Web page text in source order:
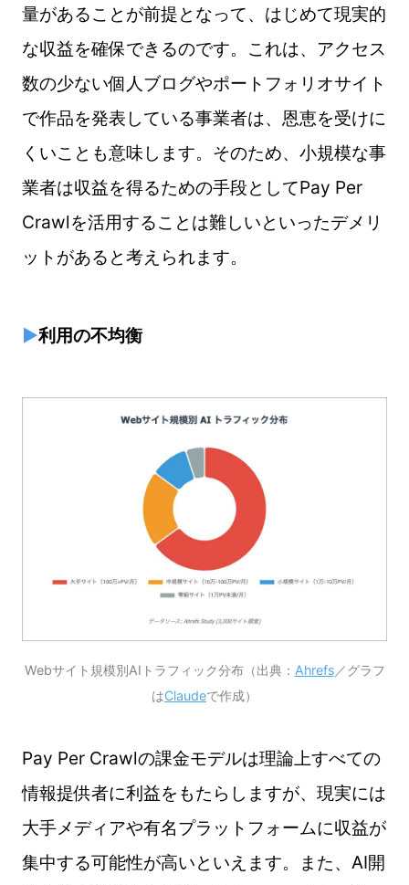
量があることが前提となって、はじめて現実的
な収益を確保できるのです。これは、アクセス
数の少ない個人ブログやポートフォリオサイト
で作品を発表している事業者は、恩恵を受けに
くいことも意味します。そのため、小規模な事
業者は収益を得るための手段としてPay Per
Crawlを活用することは難しいといったデメリ
ットがあると考えられます。
▶利用の不均衡
Webサイト規模別AIトラフィック分布（出典： Ahrefs／グラフ
はClaudeで作成）
Pay Per Crawlの課金モデルは理論上すべての
情報提供者に利益をもたらしますが、現実には
大手メディアや有名プラットフォームに収益が
集中する可能性が高いといえます。また、AI開